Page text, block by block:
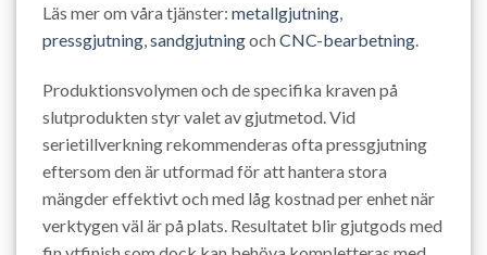
Läs mer om våra tjänster: metallgjutning,
pressgjutning,sandgjutningochCNC-bearbetning.
Produktionsvolymen och de specifika kraven på
slutprodukten styr valet av gjutmetod. Vid
serietillverkning rekommenderas ofta pressgjutning
eftersom den är utformad för att hantera stora
mängder effektivt och med låg kostnad per enhet när
verktygen väl är på plats. Resultatet blir gjutgods med